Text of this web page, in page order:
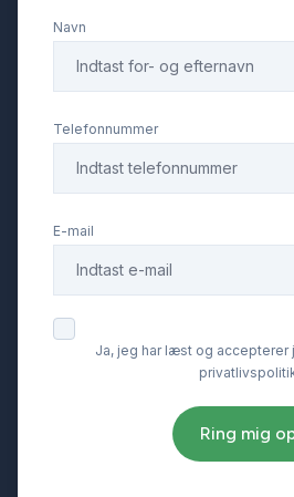
Navn
Telefonnummer
E-mail
Ja, jeg har læst og
Ring mig